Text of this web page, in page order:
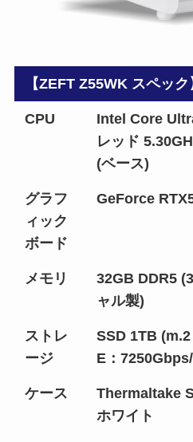
【ZEFT Z55WK スペック
CPU
Intel Core
レッド
(ベース)
グラフ
ィック
ボード
GeForce
メモリ
32GB DDR5
ャル製)
ストレ
ージ
SSD 1TB
E：
ケース
Thermaltake
ホワイト